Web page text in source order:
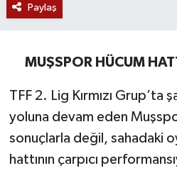
Paylaş
MUŞSPOR HÜCUM
TFF 2. Lig Kırmızı
yoluna devam eden
sonuçlarla değil, sahadaki
hattının çarpıcı
Spor
Kültür Sanat
Haber Arşivi